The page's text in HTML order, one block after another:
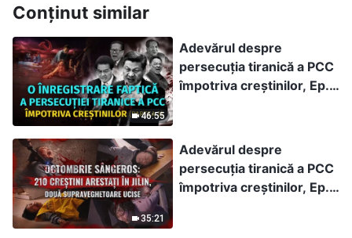
Conținut similar
46:55
Adevărul despre
persecuția tiranică a PCC
împotriva creștinilor, Ep.
împotriva creștinilor
(Partea 3)
35:21
Adevărul despre
persecuția tiranică a PCC
împotriva creștinilor, Ep.